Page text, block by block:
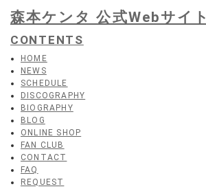
森本ケンタ 公式Webサイト
CONTENTS
HOME
NEWS
SCHEDULE
DISCOGRAPHY
BIOGRAPHY
BLOG
ONLINE SHOP
FAN CLUB
CONTACT
FAQ
REQUEST